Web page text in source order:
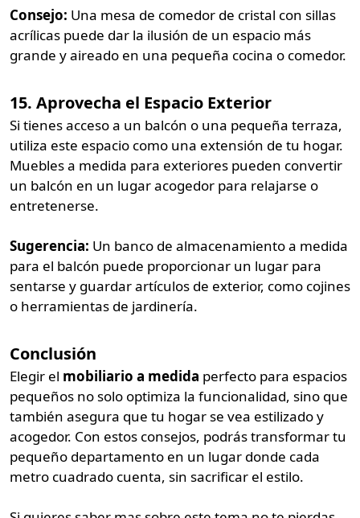
Consejo: Una mesa de comedor de cristal con sillas
acrílicas puede dar la ilusión de un espacio más
grande y aireado en una pequeña cocina o comedor.
15. Aprovecha el Espacio Exterior
Si tienes acceso a un balcón o una pequeña terraza,
utiliza este espacio como una extensión de tu hogar.
Muebles a medida para exteriores pueden convertir
un balcón en un lugar acogedor para relajarse o
entretenerse.
Sugerencia: Un banco de almacenamiento a medida
para el balcón puede proporcionar un lugar para
sentarse y guardar artículos de exterior, como cojines
o herramientas de jardinería.
Conclusión
Elegir el mobiliario a medida perfecto para espacios
pequeños no solo optimiza la funcionalidad, sino que
también asegura que tu hogar se vea estilizado y
acogedor. Con estos consejos, podrás transformar tu
pequeño departamento en un lugar donde cada
metro cuadrado cuenta, sin sacrificar el estilo.